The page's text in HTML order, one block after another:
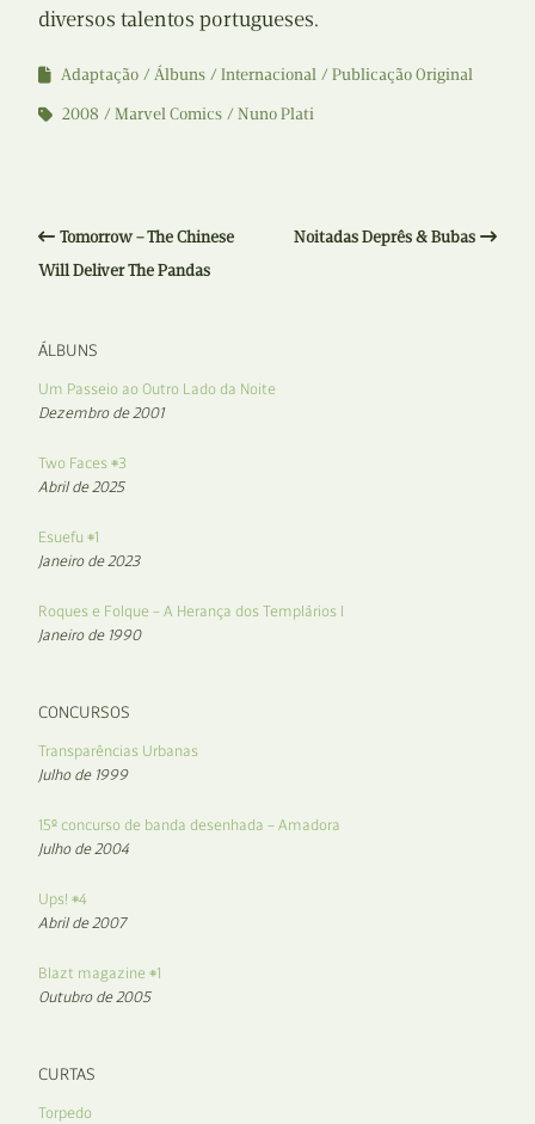
diversos talentos portugueses.
Adaptação Álbuns Internacional
Publicação Original
2008
Marvel Comics Nuno Plati
Tomorrow – The Chinese
Will Deliver The Pandas
Noitadas Deprês & Bubas
ÁLBUNS
Um Passeio ao Outro Lado da Noite
Dezembro de 2001
Two Faces #3
Abril de 2025
Esuefu #1
Janeiro de 2023
Roques e Folque – A Herança dos Templários I
Janeiro de 1990
CONCURSOS
Transparências Urbanas
Julho de 1999
15º concurso de banda desenhada – Amadora
Julho de 2004
Ups! #4
Abril de 2007
Blazt magazine #1
Outubro de 2005
CURTAS
Torpedo